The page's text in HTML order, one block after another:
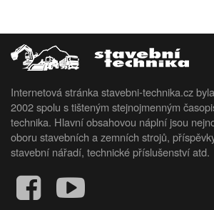
Internetová stránka stavebni-technika.cz
2002 spolu s tišteným stejnojmenným
technika. Hlavní obsahovou náplní jsou
oboru stavebních a zemních strojů,
stavební nářadí, technické příslušenství atd.